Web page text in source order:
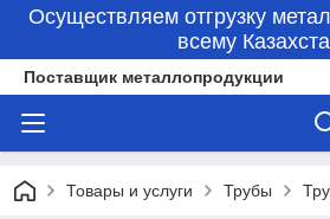
Осуществляем отгрузку
всему
Поставщик металлопродукции
Товары и услуги Трубы